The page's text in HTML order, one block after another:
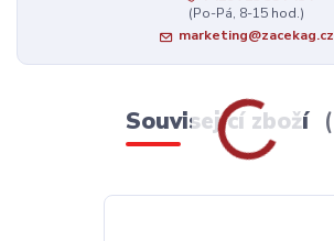
(Po-Pá, 8-15 hod.)
marketing@zacekag.cz
Související zboží